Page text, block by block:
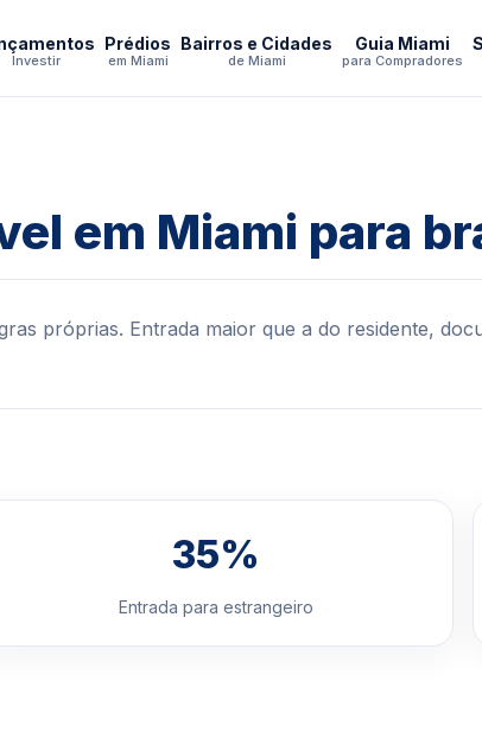
Investir
Prédios
em Miami
Bairros e Cidades
de Miami
Guia Miami
para Compradores
em Miami para
próprias. Entrada maior que a do residente,
35%
Entrada para estrangeiro